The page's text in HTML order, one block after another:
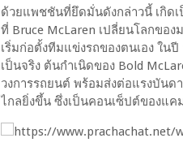
ด้วยแพชชันที่ยึดมั่นดังกล่าวนี้ เกิดเ
ที่ Bruce McLaren เปลี่ยนโลกขอ
เริ่มก่อตั้งทีมแข่งรถของตนเอง ใน
เป็นจริง ต้นกำเนิดของ Bold
วงการรถยนต์ พร้อมส่งต่อแรงบัน
ไกลยิ่งขึ้น ซึ่งเป็นคอนเซ็ปต์ของแค